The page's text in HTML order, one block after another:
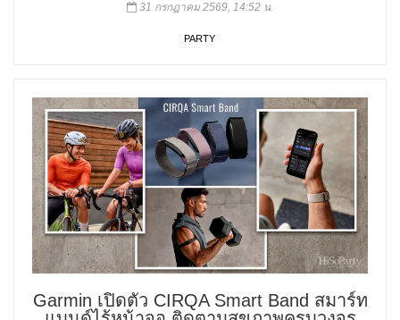
31 กรกฎาคม 2569, 14:52 น.
PARTY
Garmin เปิดตัว CIRQA Smart Band สมาร์ท